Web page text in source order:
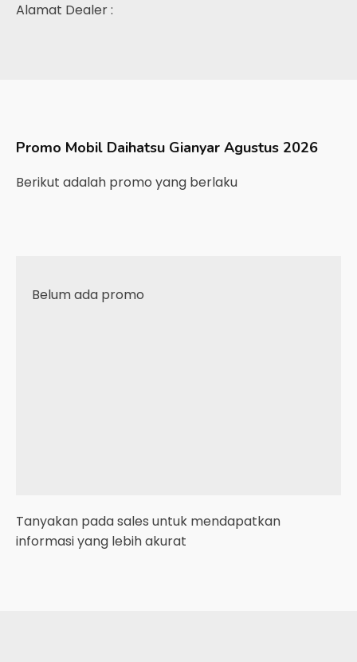
Alamat Dealer :
Promo Mobil Daihatsu Gianyar Agustus 2026
Berikut adalah promo yang berlaku
Belum ada promo
Tanyakan pada sales untuk mendapatkan
informasi yang lebih akurat